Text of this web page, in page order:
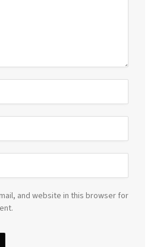
and website in this browser for